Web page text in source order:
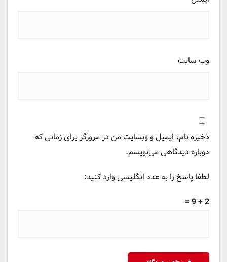
وب‌ سایت
ذخیره نام، ایمیل و وبسایت من در مرورگر برای زمانی که
دوباره دیدگاهی می‌نویسم.
لطفا پاسخ را به عدد انگلیسی وارد کنید:
2 + 9 =